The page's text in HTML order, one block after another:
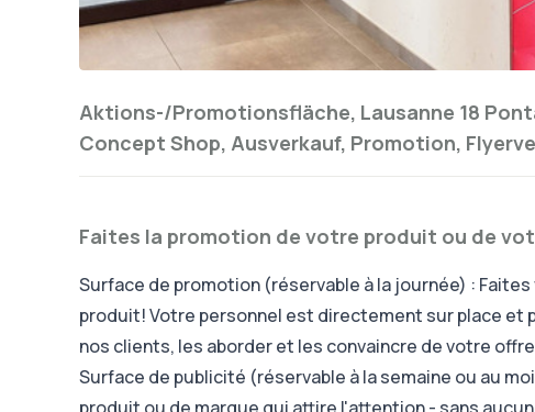
Aktions-/Promotionsfläche, Lausanne 18
Concept Shop, Ausverkauf, Promotion,
Faites la promotion de votre produit ou de
Surface de promotion (réservable à la journée) :
produit! Votre personnel est directement sur place et
nos clients, les aborder et les convaincre de votre
Surface de publicité (réservable à la semaine ou au